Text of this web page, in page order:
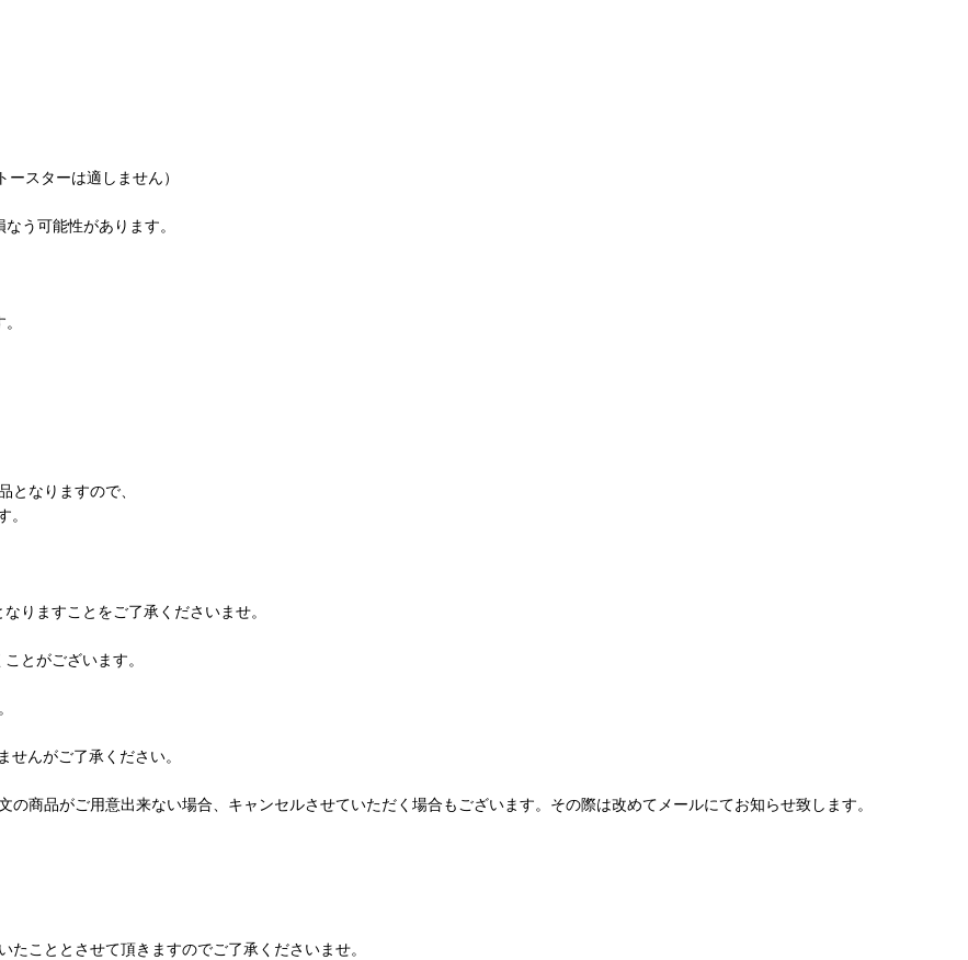
スターは適しません）
う可能性があります。
なりますので、
。
りますことをご了承くださいませ。
とがございます。
んがご了承ください。
商品がご用意出来ない場合、キャンセルさせていただく場合もございます。その際は改めてメールにてお知らせ致します。
こととさせて頂きますのでご了承くださいませ。